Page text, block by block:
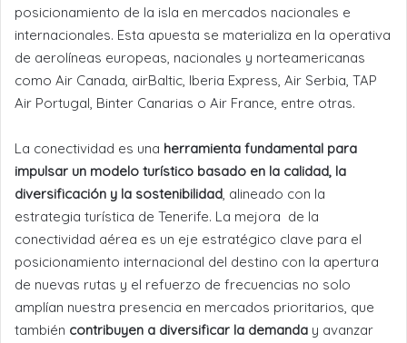
posicionamiento de la isla en mercados nacionales e
internacionales. Esta apuesta se materializa en la operativa
de aerolíneas europeas, nacionales y norteamericanas
como Air Canada, airBaltic, Iberia Express, Air Serbia, TAP
Air Portugal, Binter Canarias o Air France, entre otras.
La conectividad es una herramienta fundamental para
impulsar un modelo turístico basado en la calidad, la
diversificación y la sostenibilidad, alineado con la
estrategia turística de Tenerife. La mejora de la
conectividad aérea es un eje estratégico clave para el
posicionamiento internacional del destino con la apertura
de nuevas rutas y el refuerzo de frecuencias no solo
amplían nuestra presencia en mercados prioritarios, que
también contribuyen a diversificar la demanda y avanzar